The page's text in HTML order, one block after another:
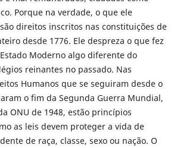
Porque na verdade, o que ele
direitos inscritos nas constituições de
desde 1776. Ele despreza o que fez
Moderno algo diferente do
reinantes no passado. Nas
Humanos que se seguiram desde o
o fim da Segunda Guerra Mundial,
ONU de 1948, estão princípios
as leis devem proteger a vida de
de raça, classe, sexo ou nação. O